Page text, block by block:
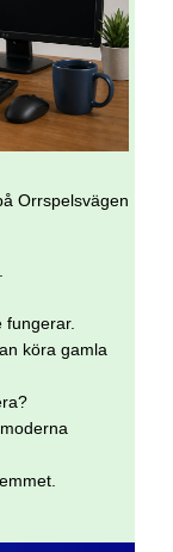
Orrspelsvägen
köra gamla